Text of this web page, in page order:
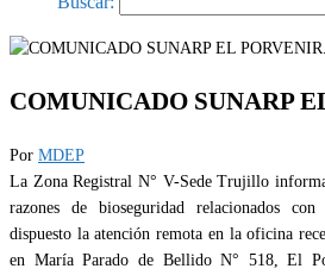
COMUNICADO SUNARP
Por MDEP
La Zona Registral N° V-Sede Trujillo
razones de bioseguridad relacionados
dispuesto la atención remota en la oficina
en María Parado de Bellido N° 518, El